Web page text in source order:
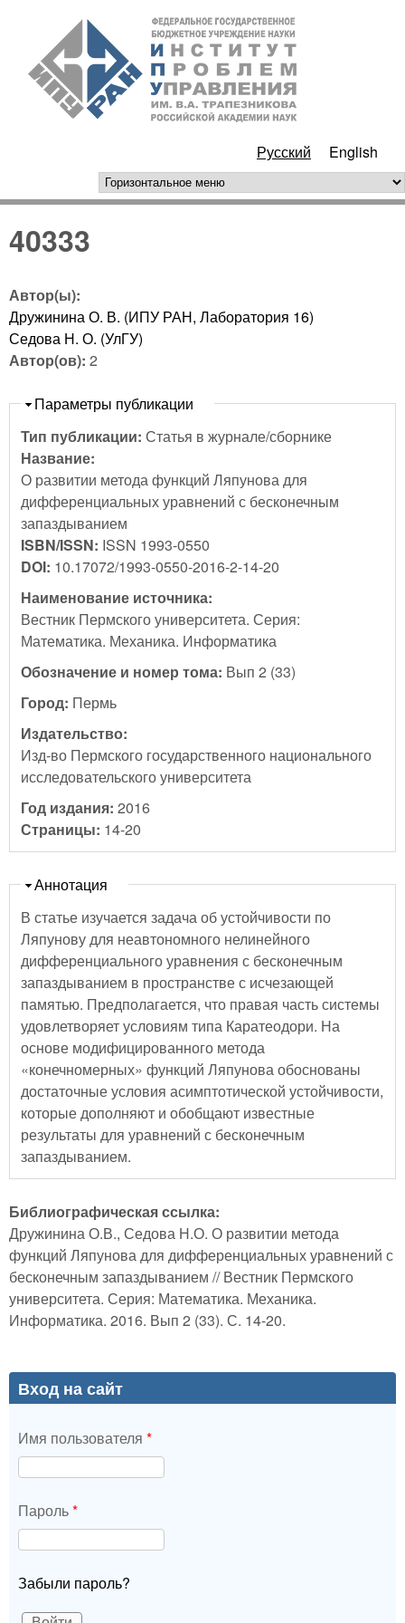
Перейти к основному
содержанию
РАН
Русский English
горизонтальное меню
40333
Автор(ы):
Дружинина О. В. (ИПУ РАН, Лаборатория 16)
Седова Н. О. (УлГУ)
Автор(ов): 2
Скрыть
Параметры публикации
Тип публикации: Статья в журнале/сборнике
Название:
О развитии метода функций Ляпунова для
дифференциальных уравнений с бесконечным
запаздыванием
ISBN/ISSN: ISSN 1993-0550
DOI: 10.17072/1993-0550-2016-2-14-20
Наименование источника:
Вестник Пермского университета. Серия:
Математика. Механика. Информатика
Обозначение и номер тома: Вып 2 (33)
Город: Пермь
Издательство:
Изд-во Пермского государственного национального
исследовательского университета
Год издания: 2016
Страницы: 14-20
Скрыть
Аннотация
В статье изучается задача об устойчивости по
Ляпунову для неавтономного нелинейного
дифференциального уравнения с бесконечным
запаздыванием в пространстве с исчезающей
памятью. Предполагается, что правая часть системы
удовлетворяет условиям типа Каратеодори. На
основе модифицированного метода
«конечномерных» функций Ляпунова обоснованы
достаточные условия асимптотической устойчивости,
которые дополняют и обобщают известные
результаты для уравнений с бесконечным
запаздыванием.
Библиографическая ссылка:
Дружинина О.В., Седова Н.О. О развитии метода
функций Ляпунова для дифференциальных уравнений с
бесконечным запаздыванием // Вестник Пермского
университета. Серия: Математика. Механика.
Информатика. 2016. Вып 2 (33). С. 14-20.
Вход на сайт
Имя пользователя *
Пароль*
Забыли пароль?